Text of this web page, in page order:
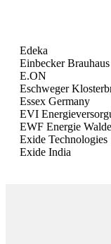
Edeka
Einbecker
E.ON
Eschweger
Essex Germany
EVI
EWF Energie
Exide Technologies
Exide India